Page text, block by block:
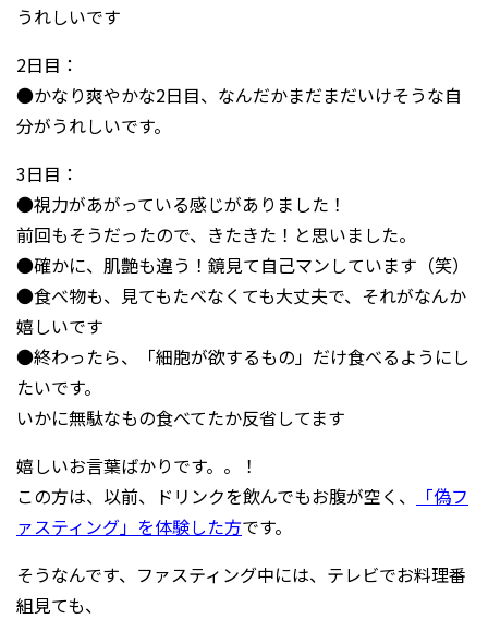
うれしいです
2日目：
●かなり爽やかな2日目、なんだかまだまだいけそうな自
分がうれしいです。
3日目：
●視力があがっている感じがありました！
前回もそうだったので、きたきた！と思いました。
●確かに、肌艶も違う！鏡見て自己マンしています（笑）
●食べ物も、見てもたべなくても大丈夫で、それがなんか
嬉しいです
●終わったら、「細胞が欲するもの」だけ食べるようにし
たいです。
いかに無駄なもの食べてたか反省してます
嬉しいお言葉ばかりです。。！
この方は、以前、ドリンクを飲んでもお腹が空く、
「偽フ
ァスティング」を体験した方です。
そうなんです、ファスティング中には、テレビでお料理番
組見ても、